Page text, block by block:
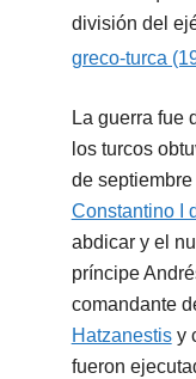
división del
greco-turca
La guerra fue
los turcos
de
Constantino I
abdicar y el
príncipe
comandante
Hatzanestisy
fueron